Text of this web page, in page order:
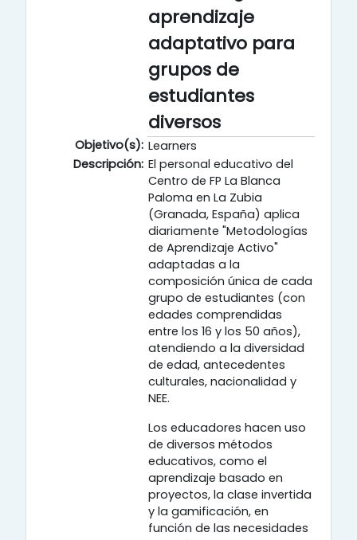
aprendizaje
adaptativo para
grupos de
estudiantes
diversos
Objetivo(s): Learners
Descripción: El personal educativo del
Centro de FP La Blanca
Paloma en La Zubia
(Granada, España) aplica
diariamente "Metodologías
de Aprendizaje Activo"
adaptadas a la
composición única de cada
grupo de estudiantes (con
edades comprendidas
entre los 16 y los 50 años),
atendiendo a la diversidad
de edad, antecedentes
culturales, nacionalidad y
NEE.
Los educadores hacen uso
de diversos métodos
educativos, como el
aprendizaje basado en
proyectos, la clase invertida
y la gamificación, en
función de las necesidades